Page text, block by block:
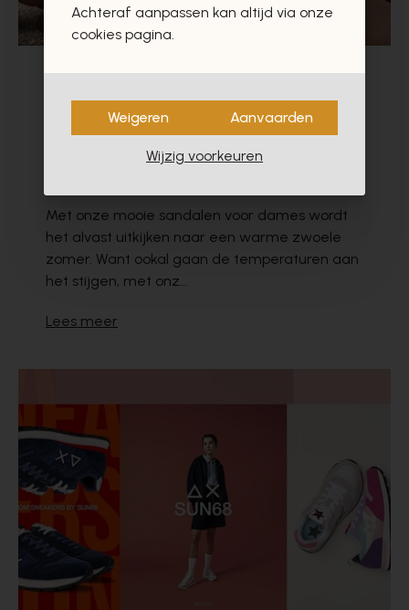
Klaar voor een zonnige zomer met
onze nieuwste collecties
Met onze mooie sandalen voor dames wordt
het alvast uitkijken naar een warme zwoele
zomer. Want ookal gaan de temperaturen aan
het stijgen, met onz...
Lees meer
Achteraf aanpassen kan altijd via onze
cookies pagina.
Weigeren Aanvaarden
Wijzig voorkeuren